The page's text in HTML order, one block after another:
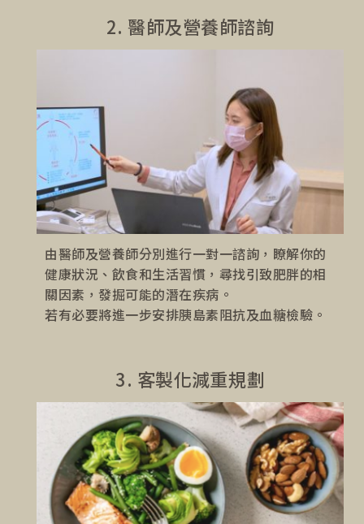
2. 醫師及營養師諮詢
由醫師及營養師分別進行一對一諮詢，瞭解你的
健康狀況、飲食和生活習慣，尋找引致肥胖的相
關因素，發掘可能的潛在疾病。
若有必要將進一步安排胰島素阻抗及血糖檢驗。
3. 客製化減重規劃